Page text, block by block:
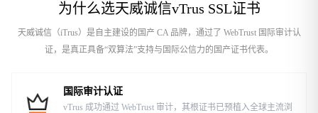
为什么选天威诚信vTrus SSL证书
天威诚信（iTrus）是自主建设的国产 CA 品牌，通过了 WebTrust 国际审计认
证，是真正具备“双算法”支持与国际公信力的国产证书代表。
国际审计认证
vTrus 成功通过 WebTrust 审计，其根证书已预植入全球主流浏